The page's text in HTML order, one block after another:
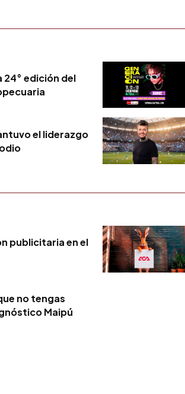
24° edición del
el liderazgo
publicitaria en el
no tengas
Maipú